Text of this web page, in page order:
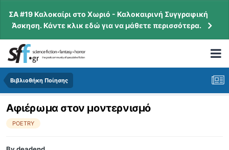
ΣΑ #19 Καλοκαίρι στο Χωριό - Καλοκαιρινή Συγγραφική
Άσκηση. Κάντε κλικ εδώ για να μάθετε περισσότερα.
Βιβλιοθήκη Ποίησης
Αφιέρωμα στον μοντερνισμό
POETRY